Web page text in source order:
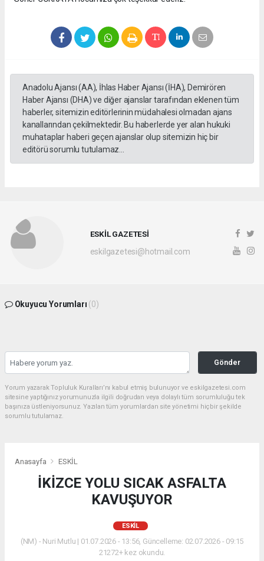
Anadolu Ajansı (AA), İhlas Haber Ajansı (İHA), Demirören
Haber Ajansı (DHA) ve diğer ajanslar tarafından eklenen tüm
haberler, sitemizin editörlerinin müdahalesi olmadan ajans
kanallarından çekilmektedir. Bu haberlerde yer alan hukuki
muhataplar haberi geçen ajanslar olup sitemizin hiç bir
editörü sorumlu tutulamaz...
ESKİL GAZETESİ
eskilgazetesi@hotmail.com
Okuyucu Yorumları (0)
Gönder
Yorum yazarak Topluluk Kuralları’nı kabul etmiş bulunuyor ve eskilgazetesi.com
sitesine yaptığınız yorumunuzla ilgili doğrudan veya dolaylı tüm sorumluluğu tek
başınıza üstleniyorsunuz. Yazılan tüm yorumlardan site yönetimi hiçbir şekilde
sorumlu tutulamaz.
Anasayfa ESKİL
İKİZCE YOLU SICAK ASFALTA
KAVUŞUYOR
ESKİL
(NM) - Nuri Mutlu | 01.07.2026 - 13:56, Güncelleme: 02.07.2026 - 09:15
21272+ kez okundu.